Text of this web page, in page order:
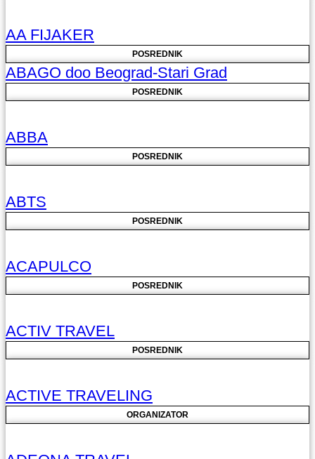
AA FIJAKER
POSREDNIK
ABAGO doo Beograd-Stari Grad
POSREDNIK
ABBA
POSREDNIK
ABTS
POSREDNIK
ACAPULCO
POSREDNIK
ACTIV TRAVEL
POSREDNIK
ACTIVE TRAVELING
ORGANIZATOR